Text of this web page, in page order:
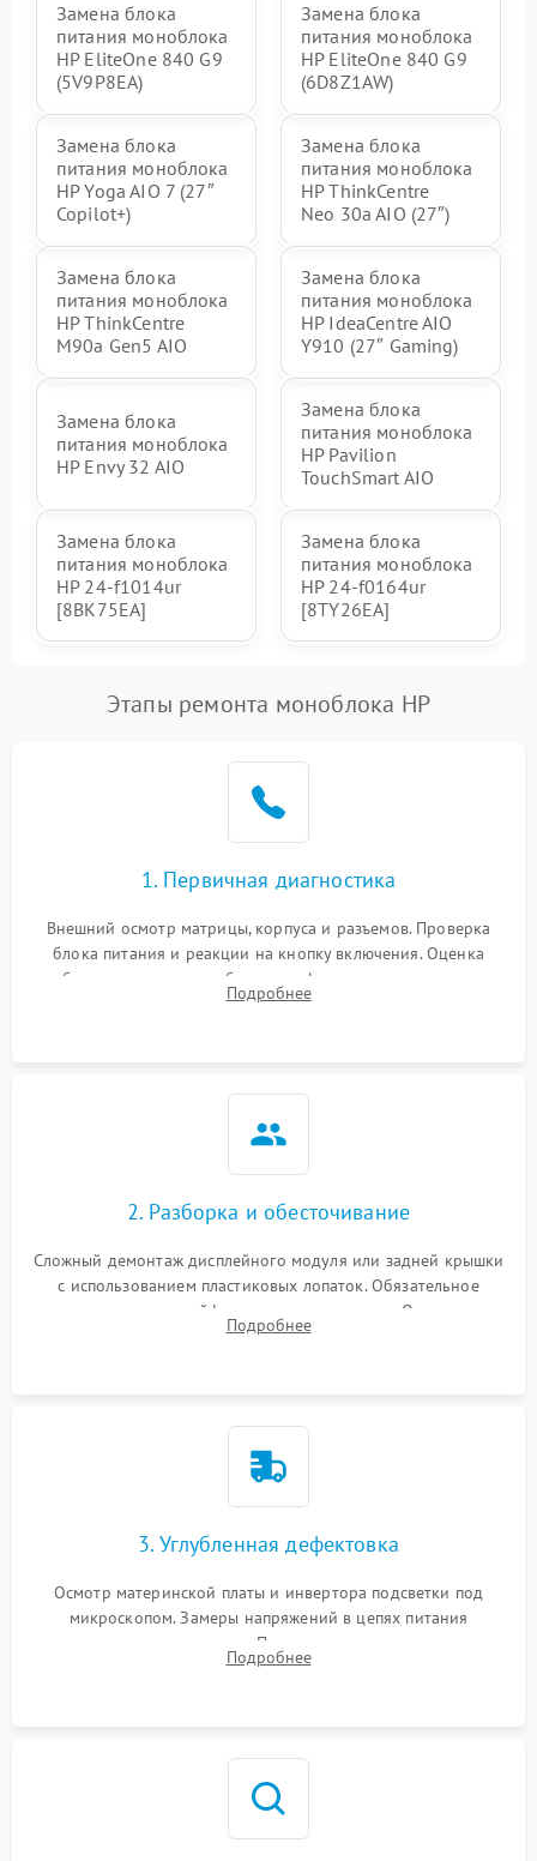
Замена блока
питания моноблока
HP EliteOne 840 G9
(5V9P8EA)
Замена блока
питания моноблока
HP EliteOne 840 G9
(6D8Z1AW)
Замена блока
питания моноблока
HP Yoga AIO 7 (27″
Copilot+)
Замена блока
питания моноблока
HP ThinkCentre
Neo 30a AIO (27″)
Замена блока
питания моноблока
HP ThinkCentre
M90a Gen5 AIO
Замена блока
питания моноблока
HP IdeaCentre AIO
Y910 (27″ Gaming)
Замена блока
питания моноблока
HP Envy 32 AIO
Замена блока
питания моноблока
HP Pavilion
TouchSmart AIO
Замена блока
питания моноблока
HP 24-f1014ur
[8BK75EA]
Замена блока
питания моноблока
HP 24-f0164ur
[8TY26EA]
Этапы ремонта моноблока HP
1. Первичная диагностика
Внешний осмотр матрицы, корпуса и разъемов. Проверка
блока питания и реакции на кнопку включения. Оценка
изображения, звука и работы периферии для сужения круга
возможных неисправностей перед вскрытием.
Подробнее
2. Разборка и обесточивание
Сложный демонтаж дисплейного модуля или задней крышки
с использованием пластиковых лопаток. Обязательное
отключение шлейфов матрицы и питания. Очистка
массивной системы охлаждения от скопившейся пыли.
Подробнее
3. Углубленная дефектовка
Осмотр материнской платы и инвертора подсветки под
микроскопом. Замеры напряжений в цепях питания
процессора и видеокарты. Проверка состояния жесткого
диска и оперативной памяти с помощью POST-карт и
Подробнее